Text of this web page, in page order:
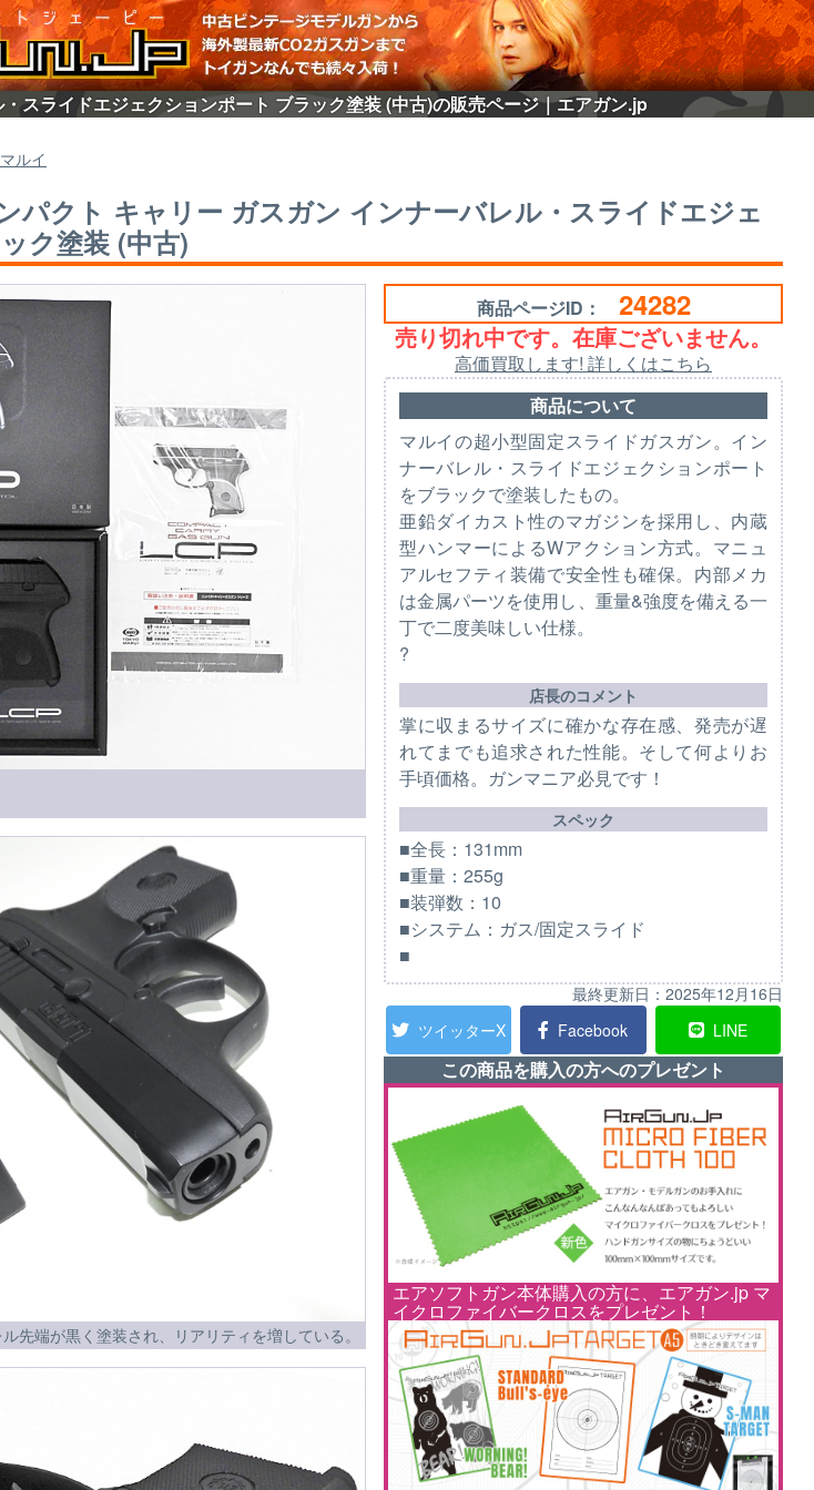
スライドエジェクションポート ブラック塗装 (中古)の販売ページ｜エアガン.jp
ルイ
パクト キャリー ガスガン インナーバレル・スライドエジェ
ク塗装 (中古)
商品ページID： 24282
売り切れ中です。在庫ございません。
高価買取します! 詳しくはこちら
商品について
マルイの超小型固定スライドガスガン。イン
ナーバレル・スライドエジェクションポート
をブラックで塗装したもの。
亜鉛ダイカスト性のマガジンを採用し、内蔵
型ハンマーによるWアクション方式。マニュ
アルセフティ装備で安全性も確保。内部メカ
は金属パーツを使用し、重量&強度を備える一
丁で二度美味しい仕様。
?
店長のコメント
掌に収まるサイズに確かな存在感、発売が遅
れてまでも追求された性能。そして何よりお
手頃価格。ガンマニア必見です！
スペック
■全長：131mm
■重量：255g
■装弾数：10
■システム：ガス/固定スライド
■
最終更新日： 2025年12月16日
ツイッターX
Facebook LINE
この商品を購入の方へのプレゼント
エアソフトガン本体購入の方に、エアガン.jp マ
イクロファイバークロスをプレゼント！
先端が黒く塗装され、リアリティを増している。